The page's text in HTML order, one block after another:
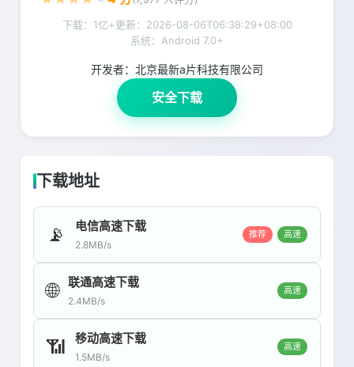
下载：1亿+更新： 2026-08-06T06:38:29+08:00
系统：Android 7.0+
开发者： 北京最新a片科技有限公司
安全下载
下载地址
📡 电信高速下载
2.8MB/s
推荐 高速
🌐 联通高速下载
2.4MB/s
高速
📶 移动高速下载
1.5MB/s
高速